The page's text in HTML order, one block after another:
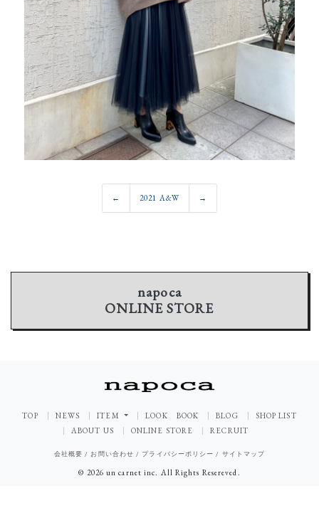
← 2021 A&W →
napoca
ONLINE STORE
TOP NEWS ITEM LOOK BOOK BLOG
SHOP LIST
ABOUT US
ONLINE STORE RECRUIT
会社概要 /お問い合わせ / プライバシーポリシー / サイトマップ
© 2026 un carnet inc. All Rights Resereved.